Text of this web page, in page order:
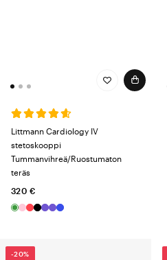
Littmann Cardiology IV
stetoskooppi
Tummanvihreä/Ruostumaton
teräs
320 €
-20%